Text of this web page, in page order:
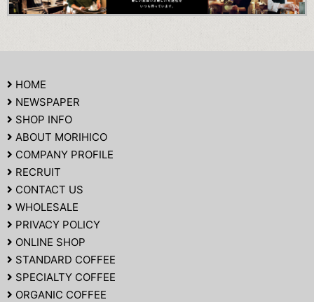
HOME
NEWSPAPER
SHOP INFO
ABOUT MORIHICO
COMPANY PROFILE
RECRUIT
CONTACT US
WHOLESALE
PRIVACY POLICY
ONLINE SHOP
STANDARD COFFEE
SPECIALTY COFFEE
ORGANIC COFFEE